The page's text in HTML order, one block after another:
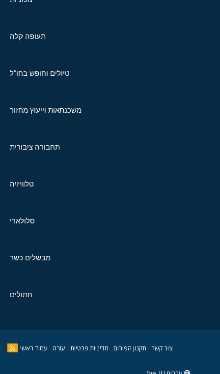
תעופה קלה
טיולים וחופש בחו"ל
משכנתאות וייעוץ מחזור
תחבורה ציבורית
טלוויזיה
סלולארי
מבשלים כשר
חתולים
צור קשר תקנון הפורום מדיניות פרטיות עזרה עמוד ראשי